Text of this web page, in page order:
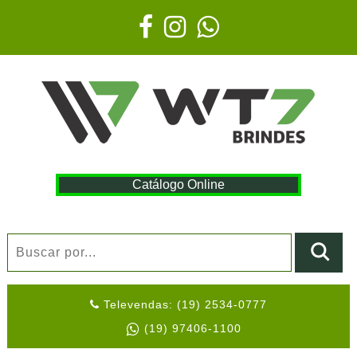
Catálogo Online
Televendas: (19) 2534-0777
(19) 97406-1100